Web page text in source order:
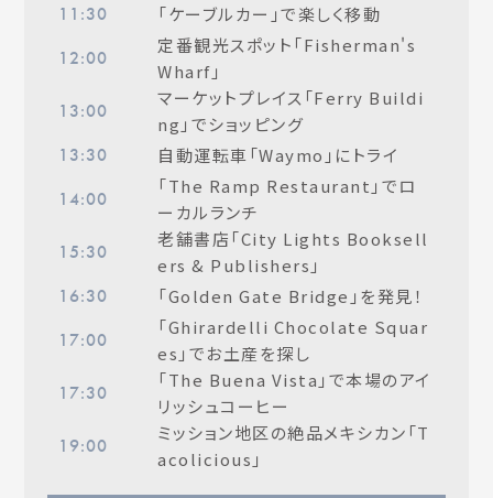
11:30 「ケーブルカー」で楽しく移動
12:00
定番観光スポット「Fisherman's
Wharf」
13:00
マーケットプレイス「Ferry Buildi
ng」でショッピング
13:30 自動運転車「Waymo」にトライ
14:00
「The Ramp Restaurant」でロ
ーカルランチ
15:30
老舗書店「City Lights Booksell
ers & Publishers」
16:30 「Golden Gate Bridge」を発見！
17:00
「Ghirardelli Chocolate Squar
es」でお土産を探し
17:30
「The Buena Vista」で本場のアイ
リッシュコーヒー
19:00
ミッション地区の絶品メキシカン「T
acolicious」